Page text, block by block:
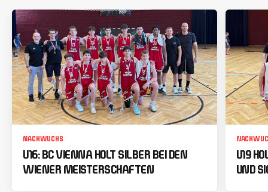
NACHWUCHS
U16: BC VIENNA HOLT SILBER BEI DEN
WIENER MEISTERSCHAFTEN
U19
UND